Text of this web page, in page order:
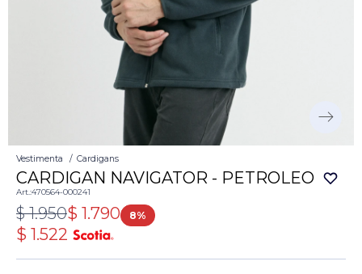
Vestimenta Cardigans
CARDIGAN NAVIGATOR - PETROLEO
470564-000241
$ 1.790
$ 1.950 8
$ 1.522